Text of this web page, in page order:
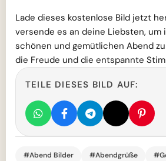
Lade dieses kostenlose Bild jetzt
versende es an deine Liebsten, um
schönen und gemütlichen Abend
die Freude und die entspannte
TEILE DIESES BILD AUF:
#Abend Bilder #Abendgrüße